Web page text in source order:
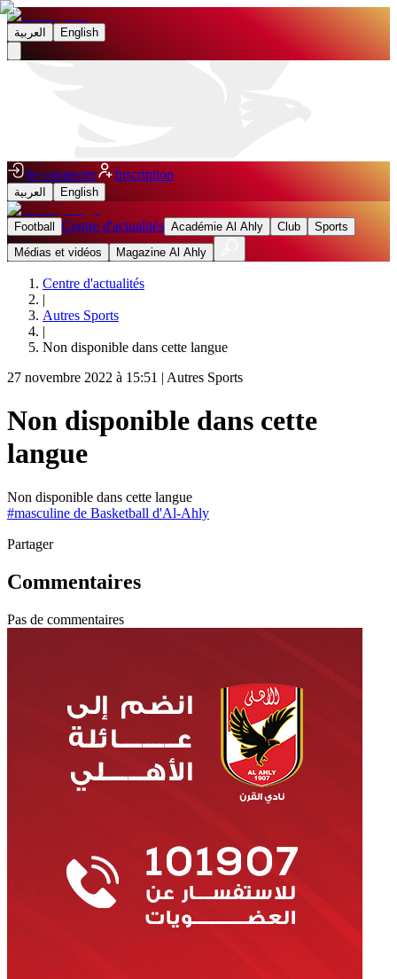
العربية English
Se connecter Inscription
العربية English
Football Centre d'actualités Académie Al Ahly Club
Sports
Médias et vidéos
Magazine Al Ahly
Centre d'actualités
|
Autres Sports
|
Non disponible dans cette langue
27 novembre 2022 à 15:51 | Autres Sports
Non disponible dans cette
langue
Non disponible dans cette langue
#masculine de Basketball d'Al-Ahly
Partager
Commentaires
Pas de commentaires